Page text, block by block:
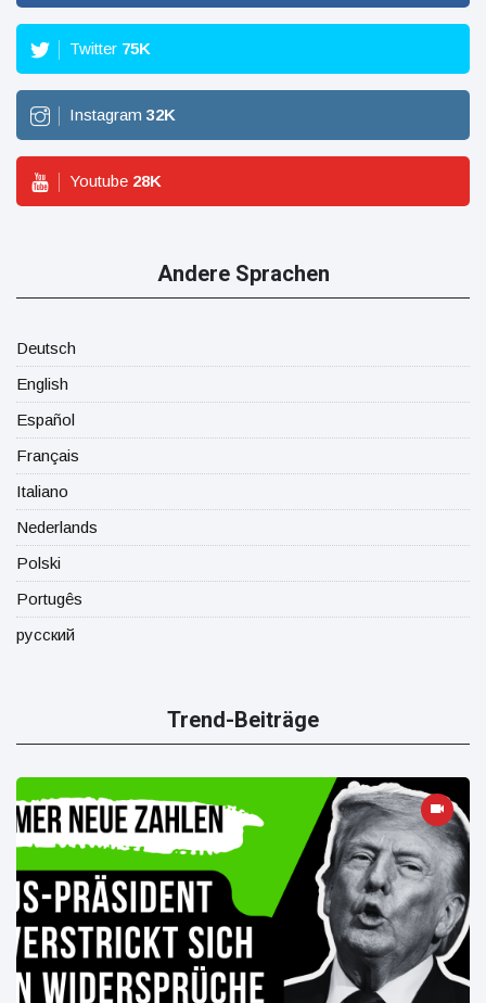
Twitter 75K
Instagram 32K
Youtube 28K
Andere Sprachen
Deutsch
English
Español
Français
Italiano
Nederlands
Polski
Portugês
русский
Trend-Beiträge